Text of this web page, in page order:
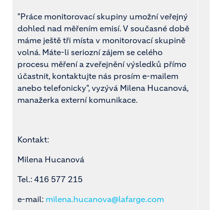
"Práce monitorovací skupiny umožní veřejný
dohled nad měřením emisí. V současné době
máme ještě tři místa v monitorovací skupině
volná. Máte-li seriozní zájem se celého
procesu měření a zveřejnění výsledků přímo
účastnit, kontaktujte nás prosím e-mailem
anebo telefonicky", vyzývá Milena Hucanová,
manažerka externí komunikace.
Kontakt:
Milena Hucanová
Tel.: 416 577 215
e-mail: milena.hucanova@lafarge.com